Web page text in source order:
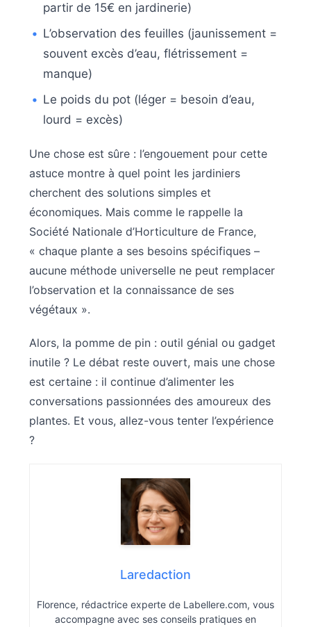
partir de 15€ en jardinerie)
L’observation des feuilles (jaunissement =
souvent excès d’eau, flétrissement =
manque)
Le poids du pot (léger = besoin d’eau,
lourd = excès)
Une chose est sûre : l’engouement pour cette
astuce montre à quel point les jardiniers
cherchent des solutions simples et
économiques. Mais comme le rappelle la
Société Nationale d’Horticulture de France,
« chaque plante a ses besoins spécifiques –
aucune méthode universelle ne peut remplacer
l’observation et la connaissance de ses
végétaux ».
Alors, la pomme de pin : outil génial ou gadget
inutile ? Le débat reste ouvert, mais une chose
est certaine : il continue d’alimenter les
conversations passionnées des amoureux des
plantes. Et vous, allez-vous tenter l’expérience
?
Laredaction
Florence, rédactrice experte de Labellere.com, vous
accompagne avec ses conseils pratiques en